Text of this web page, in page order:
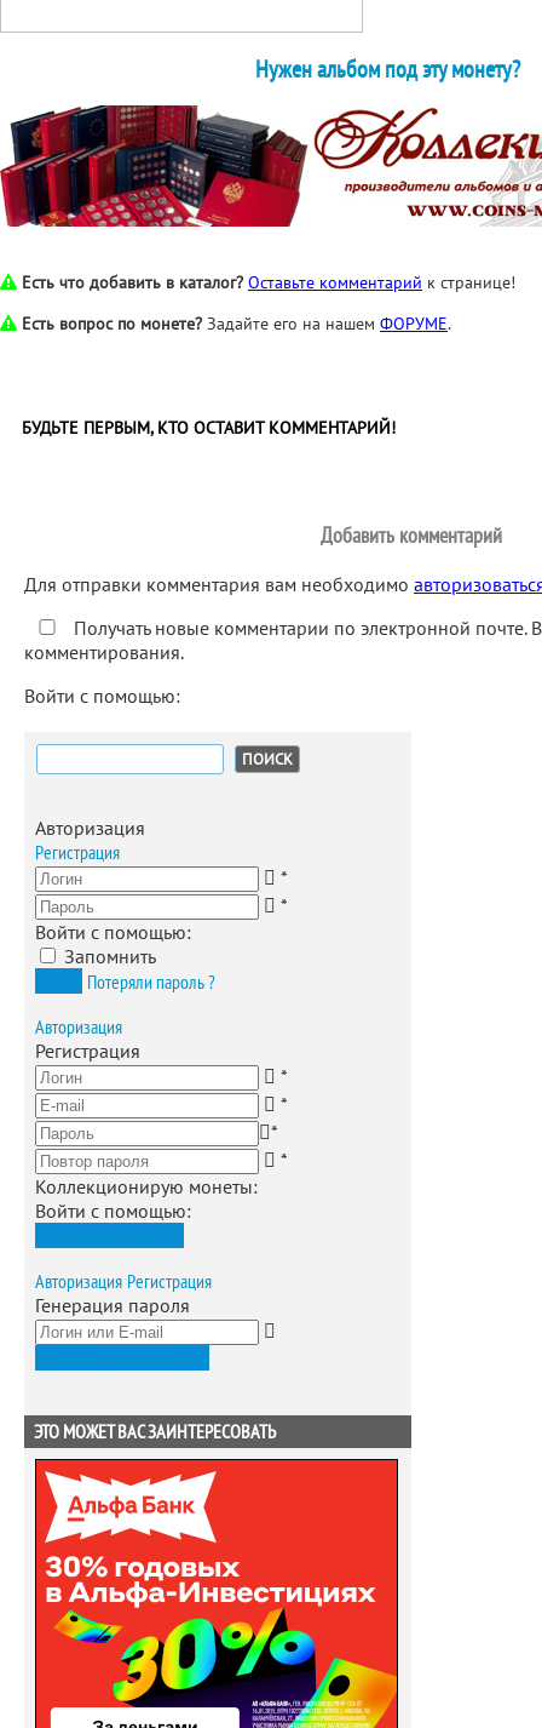
Нужен альбом под эту монету?
Есть что добавить в каталог? Оставьте комментарий к странице!
Есть вопрос по монете? Задайте его на нашем ФОРУМЕ.
БУДЬТЕ ПЕРВЫМ, КТО ОСТАВИТ КОММЕНТАРИЙ!
Добавить комментарий
Для отправки комментария вам необходимо
Получать новые комментарии по электронной почте.
комментирования.
Войти с помощью:
Найти:
Авторизация
Регистрация
*
*
Войти с помощью:
Запомнить
Потеряли пароль ?
Авторизация
Регистрация
*
*
*
*
Коллекционирую монеты:
Войти с помощью:
Авторизация Регистрация
Генерация пароля
ЭТО МОЖЕТ ВАС ЗАИНТЕРЕСОВАТЬ